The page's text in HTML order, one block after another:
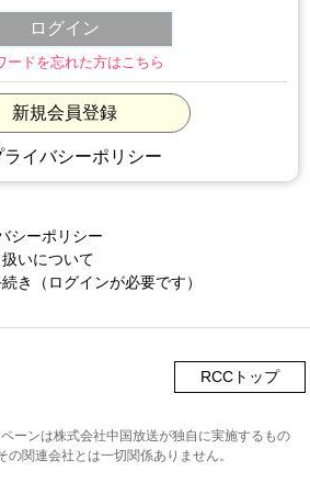
ードを忘れた方はこちら
新規会員登録
ライバシーポリシー
シーポリシー
いについて
き（ログインが必要です）
RCCトップ
ーンは株式会社中国放送が独自に実施するもの
の関連会社とは一切関係ありません。